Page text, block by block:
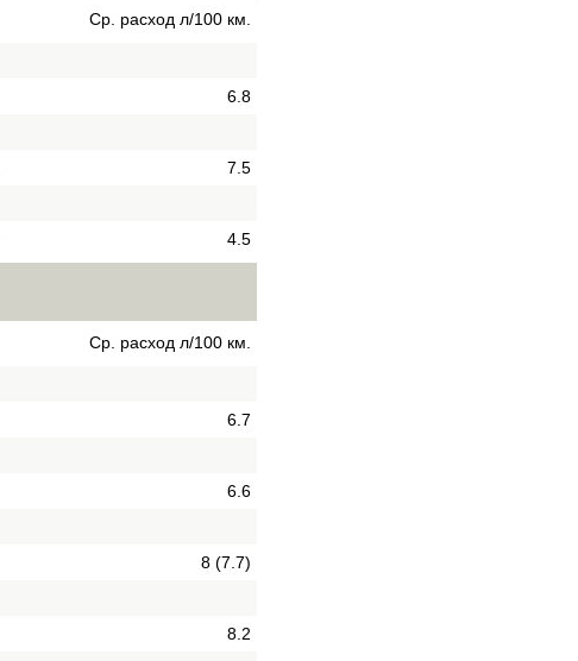
Ср. расход л/100 км.
6.8
7.5
4.5
Ср. расход л/100 км.
6.7
6.6
8 (7.7)
8.2